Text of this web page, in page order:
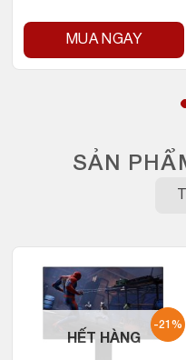
MUA NGAY
SẢN
-21%
HẾT HÀNG